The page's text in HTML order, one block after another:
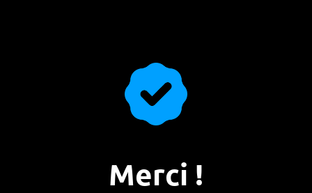
Merci !